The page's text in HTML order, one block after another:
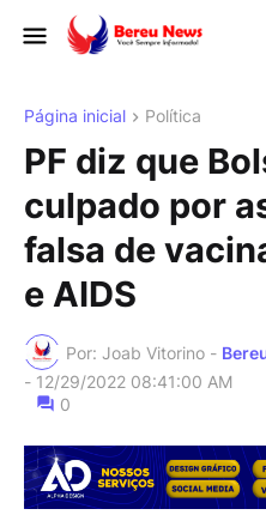
Página inicial Política
PF diz que
culpado por
falsa de
e AIDS
Por: Joab Vitorino -
- 12/29/2022 08:41:00 AM
0